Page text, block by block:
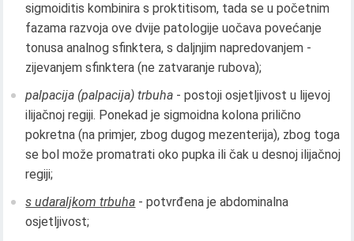
sigmoiditis kombinira s proktitisom, tada se u početnim
fazama razvoja ove dvije patologije uočava povećanje
tonusa analnog sfinktera, s daljnjim napredovanjem -
zijevanjem sfinktera (ne zatvaranje rubova);
palpacija (palpacija) trbuha - postoji osjetljivost u lijevoj
ilijačnoj regiji. Ponekad je sigmoidna kolona prilično
pokretna (na primjer, zbog dugog mezenterija), zbog toga
se bol može promatrati oko pupka ili čak u desnoj ilijačnoj
regiji;
s udaraljkom trbuha - potvrđena je abdominalna
osjetljivost;